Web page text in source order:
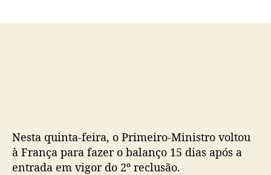
o
b
Nesta quinta-feira, o Primeiro-Ministro voltou
à França para fazer o balanço 15 dias após a
entrada em vigor do 2º reclusão.